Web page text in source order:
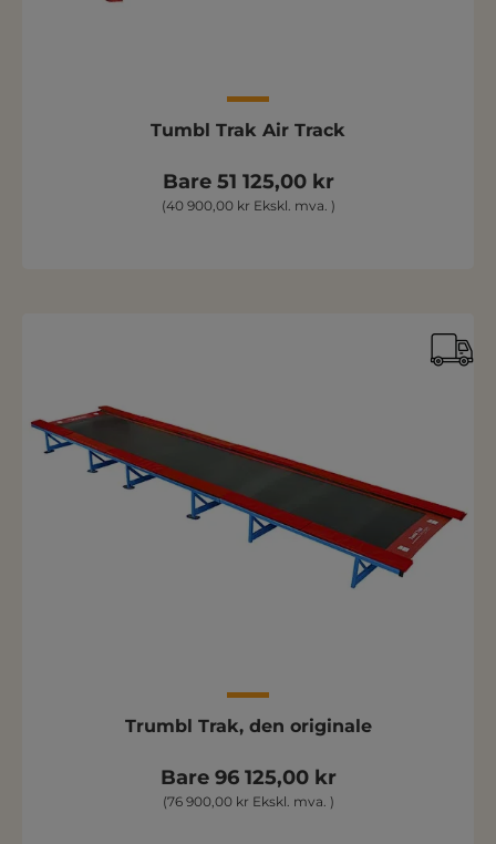
Tumbl Trak Air Track
Bare 51 125,00 kr
(40 900,00 kr Ekskl. mva. )
Trumbl Trak, den originale
Bare 96 125,00 kr
(76 900,00 kr Ekskl. mva. )